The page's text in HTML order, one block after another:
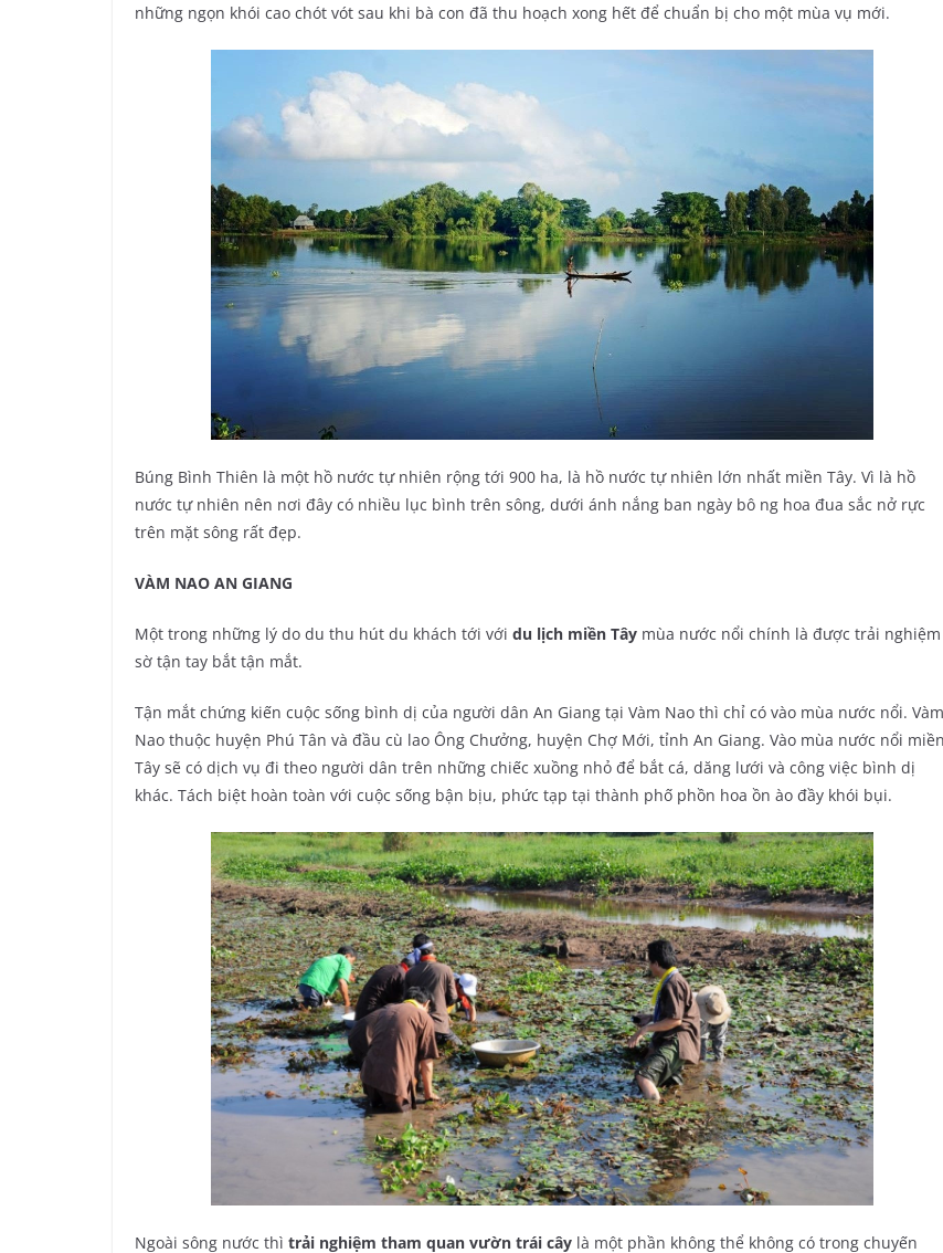
những ngọn khói cao chót vót sau khi bà con đã thu hoạch xong hết để chuẩn bị cho một mùa vụ mới.
Búng Bình Thiên là một hồ nước tự nhiên rộng tới 900 ha, là hồ nước tự nhiên lớn nhất miền Tây. Vì là hồ
nước tự nhiên nên nơi đây có nhiều lục bình trên sông, dưới ánh nắng ban ngày bô ng hoa đua sắc nở rực
trên mặt sông rất đẹp.
VÀM NAO AN GIANG
Một trong những lý do du thu hút du khách tới với du lịch miền Tây mùa nước nổi chính là được trải nghiệm
sờ tận tay bắt tận mắt.
Tận mắt chứng kiến cuộc sống bình dị của người dân An Giang tại Vàm Nao thì chỉ có vào mùa nước nổi. Vàm
Nao thuộc huyện Phú Tân và đầu cù lao Ông Chưởng, huyện Chợ Mới, tỉnh An Giang. Vào mùa nước nổi miền
Tây sẽ có dịch vụ đi theo người dân trên những chiếc xuồng nhỏ để bắt cá, dăng lưới và công việc bình dị
khác. Tách biệt hoàn toàn với cuộc sống bận bịu, phức tạp tại thành phố phồn hoa ồn ào đầy khói bụi.
Ngoài sông nước thì trải nghiệm tham quan vườn trái cây là một phần không thể không có trong chuyến